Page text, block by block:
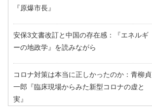
『原爆市長』
安保3文書改訂と中国の存在感：『エネルギ
ーの地政学』を読みながら
コロナ対策は本当に正しかったのか：青柳貞
一郎『臨床現場からみた新型コロナの虚と
実』